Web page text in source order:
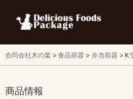
合同会社木の葉 食品容器 弁当容器 K
商品情報